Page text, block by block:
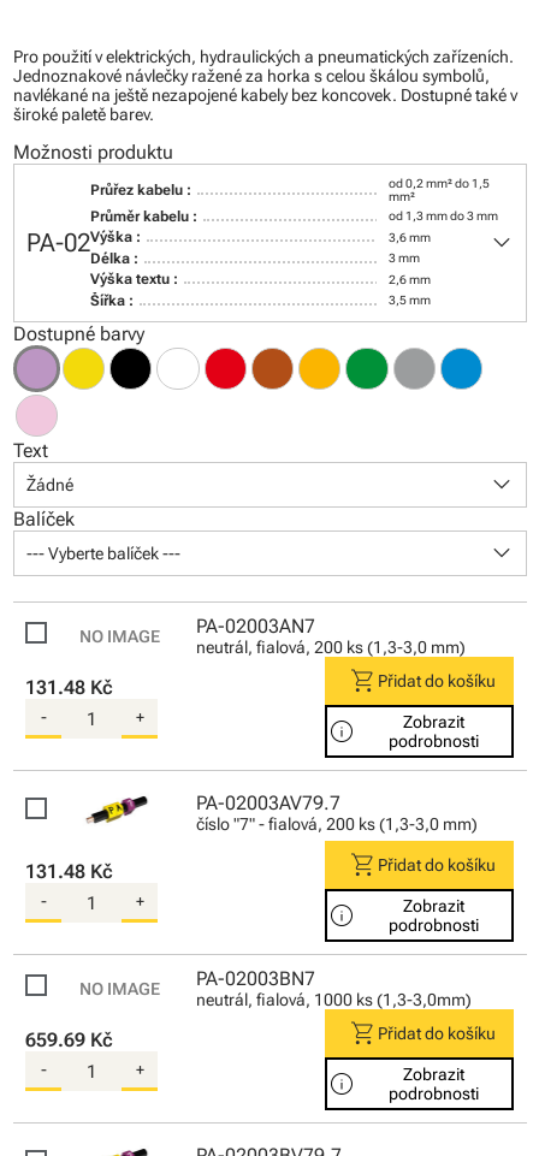
Pro použití v elektrických, hydraulických a pneumatických zařízeních.
Jednoznakové návlečky ražené za horka s celou škálou symbolů,
navlékané na ještě nezapojené kabely bez koncovek. Dostupné také v
široké paletě barev.
Možnosti produktu
PA-02
Průřez kabelu :
od 0,2 mm² do 1,5
mm²
Průměr kabelu : od 1,3 mm do 3 mm
Výška : 3,6 mm
Délka : 3 mm
Výška textu : 2,6 mm
Šířka : 3,5 mm
keyboard_arrow_down
Dostupné barvy
Text
Žádné keyboard_arrow_down
Balíček
--- Vyberte balíček --- keyboard_arrow_down
PA-02003AN7
neutrál, fialová, 200 ks (1,3-3,0 mm)
131.48 Kč
- +
shopping_cart Přidat do košíku
info
Zobrazit
podrobnosti
PA-02003AV79.7
číslo "7" - fialová, 200 ks (1,3-3,0 mm)
131.48 Kč
- +
shopping_cart Přidat do košíku
info
Zobrazit
podrobnosti
PA-02003BN7
neutrál, fialová, 1000 ks (1,3-3,0mm)
659.69 Kč
- +
shopping_cart Přidat do košíku
info
Zobrazit
podrobnosti